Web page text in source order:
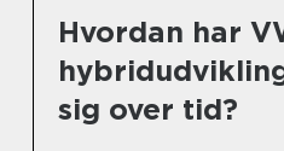
Hvordan har
sig over tid?